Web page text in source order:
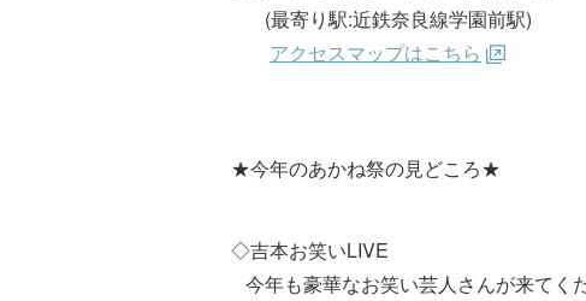
(最寄り駅:近鉄奈良線学園前駅)
アクセスマップはこちら
★今年のあかね祭の見どころ★
◇吉本お笑いLIVE
今年も豪華なお笑い芸人さんが来てく